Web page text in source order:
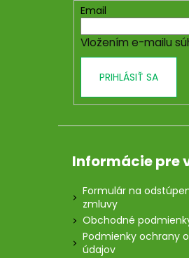
Email
Vložením e-mailu
PRIHLÁSIŤ SA
Informácie pre
Formulár na
zmluvy
Obchodné
Podmienky ochrany
údajov